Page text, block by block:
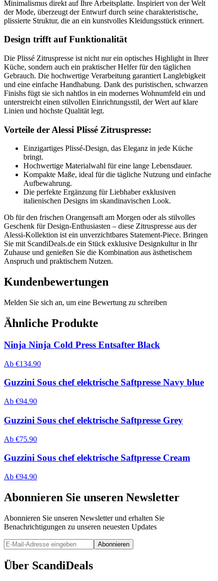
Minimalismus direkt auf Ihre Arbeitsplatte. Inspiriert von der Welt
der Mode, überzeugt der Entwurf durch seine charakteristische,
plissierte Struktur, die an ein kunstvolles Kleidungsstück erinnert.
Design trifft auf Funktionalität
Die Plissé Zitruspresse ist nicht nur ein optisches Highlight in Ihrer
Küche, sondern auch ein praktischer Helfer für den täglichen
Gebrauch. Die hochwertige Verarbeitung garantiert Langlebigkeit
und eine einfache Handhabung. Dank des puristischen, schwarzen
Finishs fügt sie sich nahtlos in ein modernes Wohnumfeld ein und
unterstreicht einen stilvollen Einrichtungsstil, der Wert auf klare
Linien und höchste Qualität legt.
Vorteile der Alessi Plissé Zitruspresse:
Einzigartiges Plissé-Design, das Eleganz in jede Küche
bringt.
Hochwertige Materialwahl für eine lange Lebensdauer.
Kompakte Maße, ideal für die tägliche Nutzung und einfache
Aufbewahrung.
Die perfekte Ergänzung für Liebhaber exklusiven
italienischen Designs im skandinavischen Look.
Ob für den frischen Orangensaft am Morgen oder als stilvolles
Geschenk für Design-Enthusiasten – diese Zitruspresse aus der
Alessi-Kollektion ist ein unverzichtbares Statement-Piece. Bringen
Sie mit ScandiDeals.de ein Stück exklusive Designkultur in Ihr
Zuhause und genießen Sie die Kombination aus ästhetischem
Anspruch und praktischem Nutzen.
Kundenbewertungen
Melden Sie sich an, um eine Bewertung zu schreiben
Ähnliche Produkte
Ninja Ninja Cold Press Entsafter Black
Ab €134.90
Guzzini Sous chef elektrische Saftpresse Navy blue
Ab €94.90
Guzzini Sous chef elektrische Saftpresse Grey
Ab €75.90
Guzzini Sous chef elektrische Saftpresse Cream
Ab €94.90
Abonnieren Sie unseren Newsletter
Abonnieren Sie unseren Newsletter und erhalten Sie
Benachrichtigungen zu unseren neuesten Updates
Abonnieren
Über ScandiDeals